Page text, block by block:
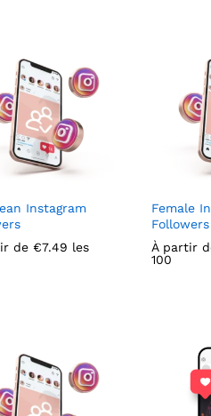
Instagram
de €7.49 les
€7.49
Female
Followers
À partir
100